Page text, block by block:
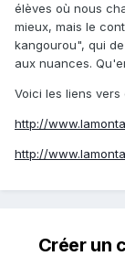
élèves où nous
mieux, mais le
kangourou", qui
aux nuances.
Voici les liens
http://
http://
Créer un